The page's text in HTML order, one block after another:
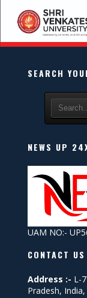
SEARCH
NEWS UP
UAM NO:-
CONTACT US
Address :- L-
Pradesh,